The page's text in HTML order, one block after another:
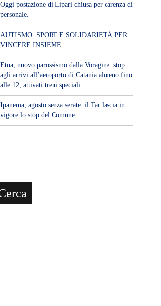
Oggi postazione di Lipari chiusa per carenza di
personale.
AUTISMO: SPORT E SOLIDARIETÀ PER
VINCERE INSIEME
Etna, nuovo parossismo dalla Voragine: stop
agli arrivi all’aeroporto di Catania almeno fino
alle 12, attivati treni speciali
Ipanema, agosto senza serate: il Tar lascia in
vigore lo stop del Comune